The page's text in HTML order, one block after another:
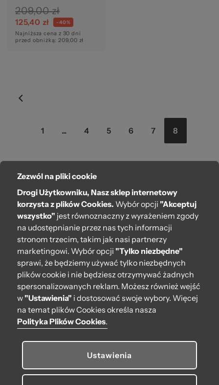
209,00 zł
125,40 zł -40%
Najniższa cena z 30 dni
przed obniżką: 209,00 zł
Strona
1 ... Strona
4 Strona
5 Strona
6 Strona
7
Aktualnie
stronę
8
O bag
Pomoc
Moje O bag
Kontakt
222 571 414
bok@obagstore.pl
WhatsApp O bag Polska
Pon.-pt. w godz 08:00 - 16:00
Obserwuj nas
Zezwól na pliki cookie
Drogi Użytkowniku, Nasz sklep internetowy
korzysta z plików Cookies. Wybór opcji "Akceptuj
wszystko" jest równoznaczny z wyrażeniem zgody
na udostępnianie przez nas tych informacji
stronom trzecim, takim jak nasi partnerzy
marketingowi. Wybór opcji "Tylko niezbędne"
sprawi, że będziemy używać tylko niezbędnych
plików cookie i nie będziesz otrzymywać żadnych
spersonalizowanych reklam. Możesz również wejść
w"Ustawienia" i dostosować swoje wybory. Więcej
na temat plików Cookies określa nasza
Polityka Plików Cookies.
Ustawienia